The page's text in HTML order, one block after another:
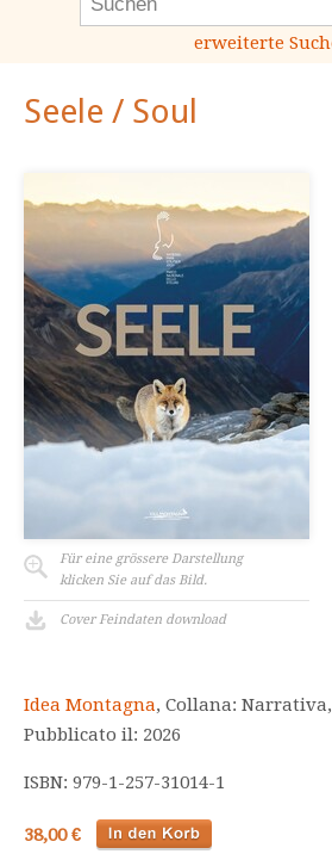
erweiterte
Seele / Soul
Für eine grössere Darstellung
klicken Sie auf das Bild.
Cover Feindaten download
Idea Montagna, Collana: Narrativa,
Pubblicato il: 2026
ISBN: 979-1-257-31014-1
38,00 €